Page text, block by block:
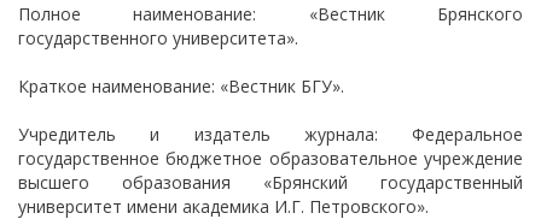
Полное наименование: «Вестник Брянского
государственного университета».
Краткое наименование: «Вестник БГУ».
Учредитель и издатель журнала: Федеральное
государственное бюджетное образовательное учреждение
высшего образования «Брянский государственный
университет имени академика И.Г. Петровского».